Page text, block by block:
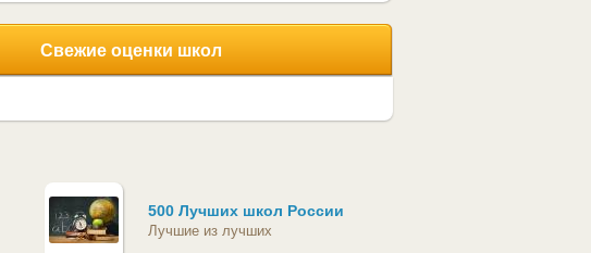
Свежие оценки школ
500 Лучших школ России
Лучшие из лучших